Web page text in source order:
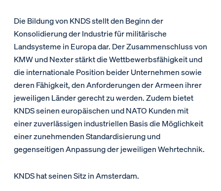
Die Bildung von KNDS stellt den Beginn der
Konsolidierung der Industrie für militärische
Landsysteme in Europa dar. Der Zusammenschluss von
KMW und Nexter stärkt die Wettbewerbsfähigkeit und
die internationale Position beider Unternehmen sowie
deren Fähigkeit, den Anforderungen der Armeen ihrer
jeweiligen Länder gerecht zu werden. Zudem bietet
KNDS seinen europäischen und NATO Kunden mit
einer zuverlässigen industriellen Basis die Möglichkeit
einer zunehmenden Standardisierung und
gegenseitigen Anpassung der jeweiligen Wehrtechnik.
KNDS hat seinen Sitz in Amsterdam.